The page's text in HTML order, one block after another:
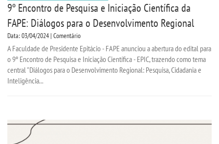
PORTAL DE ALUNOS
PORTAL DE PROFESSORES/ACADÊMICO
UNIESP
9º Encontro de Pesquisa e Iniciação Científica da
FAPE: Diálogos para o Desenvolvimento Regional
Data: 03/04/2024 | Comentário
A Faculdade de Presidente Epitácio - FAPE anunciou a abertura do edital para
o 9º Encontro de Pesquisa e Iniciação Científica - EPIC, trazendo como tema
central "Diálogos para o Desenvolvimento Regional: Pesquisa, Cidadania e
Inteligência...